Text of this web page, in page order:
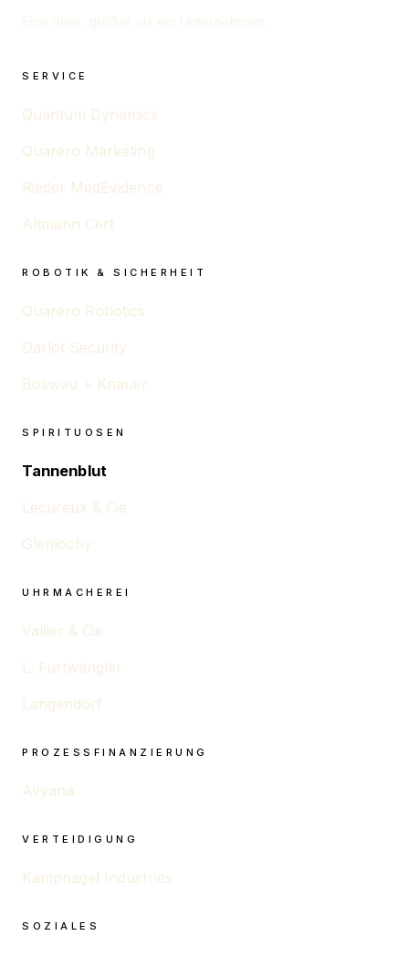
SERVICE
Quantum Dynamics
Quarero Marketing
Rieder MedEvidence
Altmann Cert
ROBOTIK & SICHERHEIT
Quarero Robotics
Darlot Security
Boswau + Knauer
SPIRITUOSEN
Tannenblut
Lecureux & Cie
Glenlochy
UHRMACHEREI
Vallier & Cie
L. Furtwängler
Langendorf
PROZESSFINANZIERUNG
Avyana
VERTEIDIGUNG
Kampnagel Industries
SOZIALES